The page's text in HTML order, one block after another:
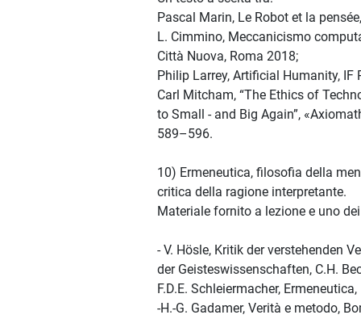
Pascal Marin, Le Robot et la
L. Cimmino, Meccanicismo
Città Nuova, Roma 2018;
Philip Larrey, Artificial Humanity, IF
Carl Mitcham, “The Ethics of
to Small - and Big Again”,
589–596.
10) Ermeneutica, filosofia della
critica della ragione interpretante.
Materiale fornito a lezione e uno
- V. Hösle, Kritik der verstehenden
der Geisteswissenschaften, C.H.
F.D.E. Schleiermacher,
-H.-G. Gadamer, Verità e metodo,